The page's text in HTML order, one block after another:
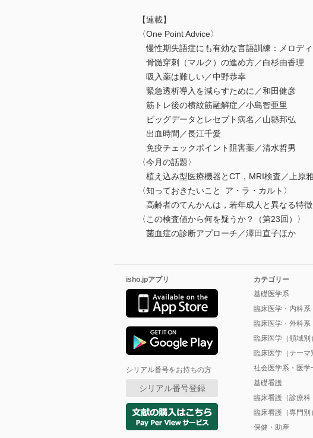
【連載】
〈One Point Advice〉
慢性期失語症にも有効な言語訓練：メロデ
骨髄穿刺（マルク）の進め方／白杉由香理
吸入薬は難しい／中野恭幸
緊急透析導入を減らすために／和田健彦
筋トレ後の横紋筋融解症／小島智亜里
ビッグデータとレセプト病名／山縣邦弘
出血時間／長江千愛
免疫チェックポイント阻害薬／清水哲男
〈今月の話題〉
植え込み型医療機器とCT，MRI検査／上原
〈知っておきたいこと ア・ラ・カルト〉
高齢者のてんかんは，若年成人と異なる特
〈この検査値から何を疑うか？（第23回）〉
菌血症の診断アプローチ／澤田直子ほか
isho.jpアプリ
シリアル番号をお持ちの方
シリアル番号登録
カテゴリー
基礎医学系
臨床医学・内科系
臨床医学・外科系
臨床医学（領域別）
臨床医学（テーマ
社会医学系・医学
基礎看護
臨床看護（診療科
臨床看護（専門別）
保健・助産